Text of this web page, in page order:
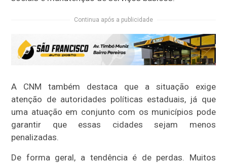
Continua após a publicidade
A CNM também destaca que a situação exige
atenção de autoridades políticas estaduais, já que
uma atuação em conjunto com os municípios pode
garantir que essas cidades sejam menos
penalizadas.
De forma geral, a tendência é de perdas. Muitos